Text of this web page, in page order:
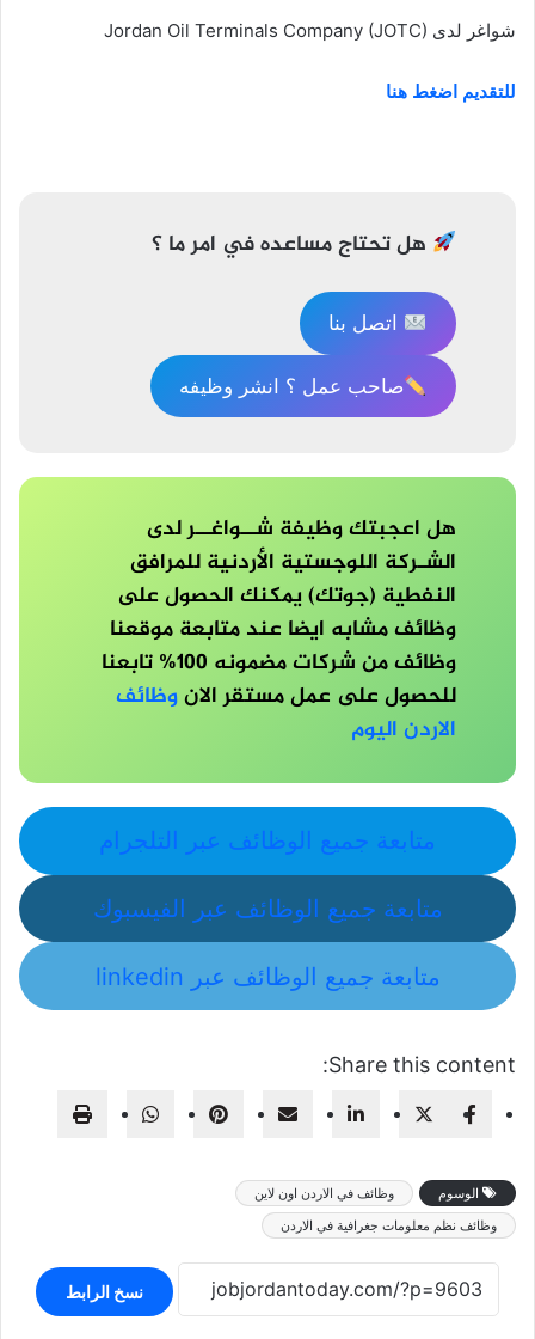
شواغر لدى Jordan Oil Terminals Company (JOTC)
للتقديم اضغط هنا
هل تحتاج مساعده في امر ما ؟
اتصل بنا
صاحب عمل ؟ انشر وظيفه
هل اعجبتك وظيفة شــواغــر لدى
الشـركة اللوجستية الأردنية للمرافق
النفطية (جوتك) يمكنك الحصول على
وظائف مشابه ايضا عند متابعة موقعنا
وظائف من شركات مضمونه 100% تابعنا
للحصول على عمل مستقر الانوظائف
الاردن اليوم
متابعة جميع الوظائف عبر التلجرام
متابعة جميع الوظائف عبر الفيسبوك
متابعة جميع الوظائف عبر linkedin
Share this content:
الوسوم
وظائف في الاردن اون لاين
وظائف نظم معلومات جغرافية في الاردن
نسخ الرابط